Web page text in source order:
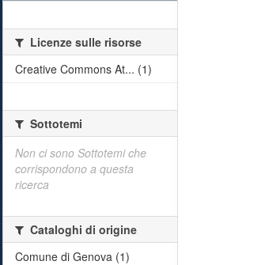
Licenze sulle risorse
Creative Commons At... (1)
Sottotemi
Non ci sono Sottotemi che
corrispondono a questa
ricerca
Cataloghi di origine
Comune di Genova (1)